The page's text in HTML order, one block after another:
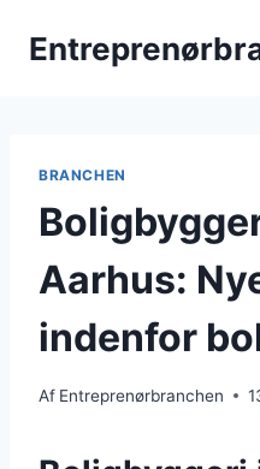
BRANCHEN
Aarhus:
indenfor
Af Entreprenørbranchen